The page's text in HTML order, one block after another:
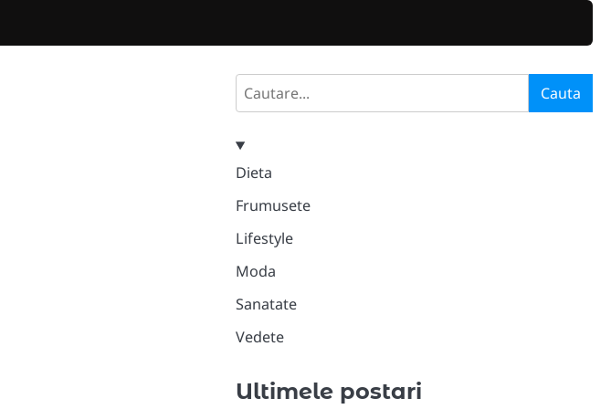
Search Cauta
Dieta
Frumusete
Lifestyle
Moda
Sanatate
Vedete
Ultimele postari